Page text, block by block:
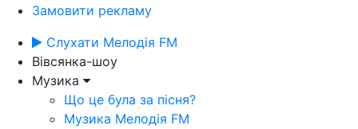
Замовити рекламу
Слухати Мелодія FM
Вівсянка-шоу
Музика
Що це була за пісня?
Музика Мелодія FM